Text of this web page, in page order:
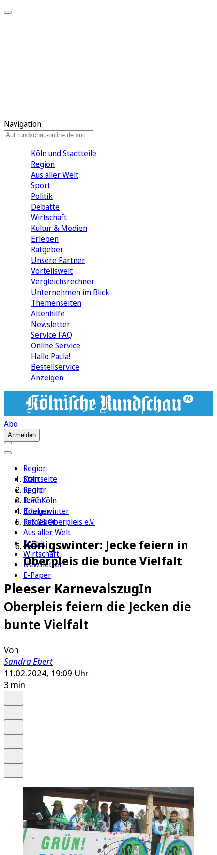
Navigation
Köln und Stadtteile
Region
Aus aller Welt
Sport
Politik
Debatte
Wirtschaft
Kultur & Medien
Erleben
Ratgeber
Unsere Partner
Vorteilswelt
Vergleichsrechner
Unternehmen im Blick
Themenseiten
Altenhilfe
Newsletter
Service FAQ
Online Service
Hallo Paula!
Bestellservice
Anzeigen
Abo
Anmelden
Region
Köln
Sport
1. FC Köln
Erleben
Ratgeber
Aus aller Welt
Politik
Wirtschaft
Newsletter
E-Paper
Startseite
Region
Bonn
Königswinter
TuS 05 Oberpleis e.V.
Königswinter: Jecke feiern in
Oberpleis die bunte Vielfalt
Pleeser KarnevalszugIn
Oberpleis feiern die Jecken die
bunte Vielfalt
Von
Sandra Ebert
11.02.2024, 19:09 Uhr
3 min